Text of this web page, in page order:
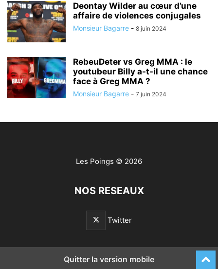
Deontay Wilder au cœur d’une
affaire de violences conjugales
Monsieur Bagarre - 8 juin 2024
RebeuDeter vs Greg MMA : le
youtubeur Billy a-t-il une chance
face à Greg MMA ?
Monsieur Bagarre - 7 juin 2024
Les Poings © 2026
NOS RESEAUX
Twitter
Quitter la version mobile